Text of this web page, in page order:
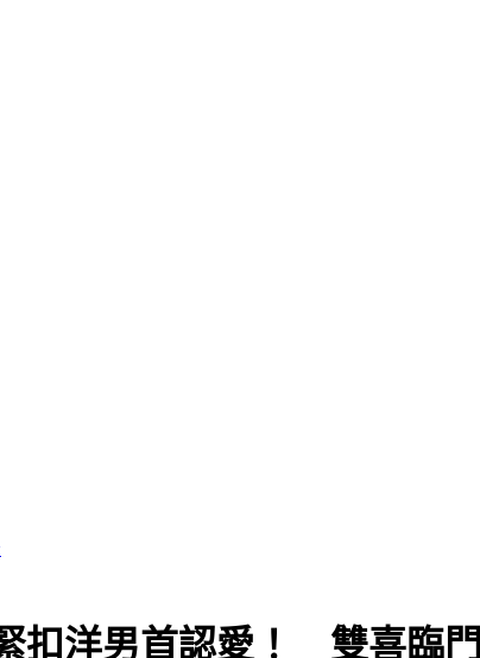
扣洋男首認愛！ 雙喜臨